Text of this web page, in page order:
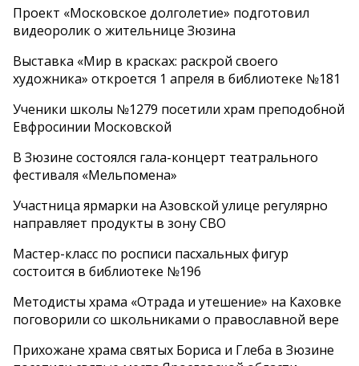
Проект «Московское долголетие» подготовил
видеоролик о жительнице Зюзина
Выставка «Мир в красках: раскрой своего
художника» откроется 1 апреля в библиотеке №181
Ученики школы №1279 посетили храм преподобной
Евфросинии Московской
В Зюзине состоялся гала-концерт театрального
фестиваля «Мельпомена»
Участница ярмарки на Азовской улице регулярно
направляет продукты в зону СВО
Мастер-класс по росписи пасхальных фигур
состоится в библиотеке №196
Методисты храма «Отрада и утешение» на Каховке
поговорили со школьниками о православной вере
Прихожане храма святых Бориса и Глеба в Зюзине